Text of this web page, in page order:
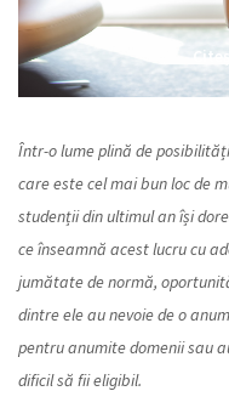
Într-o lume plină de
care este cel mai bun loc de
studenții din ultimul an își
ce înseamnă acest lucru cu
jumătate de normă,
dintre ele au nevoie de o
pentru anumite domenii sau
dificil să fii eligibil.